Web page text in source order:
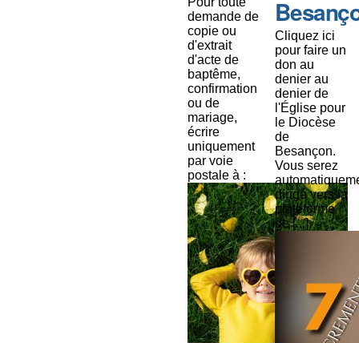
demande de
copie ou
d'extrait
d'acte de
baptême,
confirmation
ou de
mariage,
écrire
uniquement
par voie
postale à :
Cliquez ici
pour faire un
don au
denier au
denier de
l'Église pour
le Diocèse
de
Besançon.
Vous serez
dirigé vers la
plateforme
de [...]